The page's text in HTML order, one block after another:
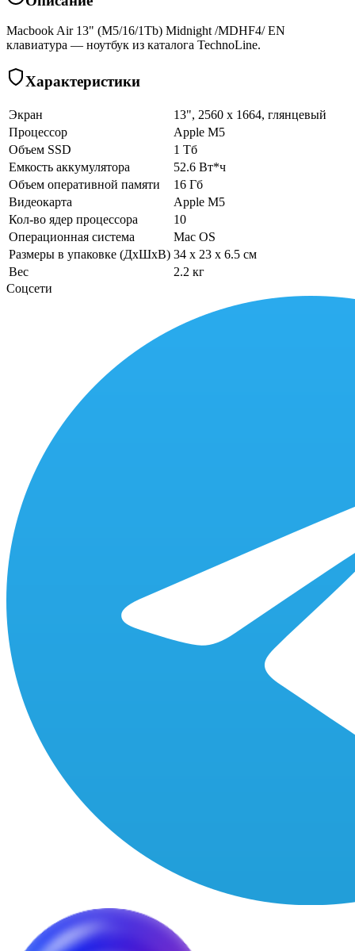
Macbook Air 13" (M5/16/1Tb) Midnight /MDHF4/ EN
клавиатура — ноутбук из каталога TechnoLine.
Характеристики
Экран
13", 2560 x 1664, глянцевый
Процессор
Apple M5
Объем SSD
1 Тб
Емкость аккумулятора
52.6 Вт*ч
Объем оперативной памяти
16 Гб
Видеокарта
Apple M5
Кол-во ядер процессора
10
Операционная система
Mac OS
Размеры в упаковке (ДхШхВ) 34 x 23 x 6.5 см
Вес
2.2 кг
Соцсети